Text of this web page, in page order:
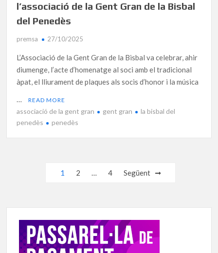
l’associació de la Gent Gran de la Bisbal
del Penedès
premsa 27/10/2025
L’Associació de la Gent Gran de la Bisbal va celebrar, ahir
diumenge, l’acte d’homenatge al soci amb el tradicional
àpat, el lliurament de plaques als socis d’honor i la música
…
READ MORE
associació de la gent gran gent gran
la bisbal del
penedès
penedès
Navegació
1 2 … 4 Següent